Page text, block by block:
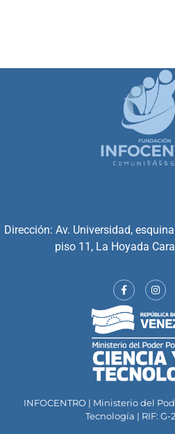
Dirección: Av. Universidad,
piso 11, La Hoyada
INFOCENTRO | Ministerio del
Tecnología | RIF: